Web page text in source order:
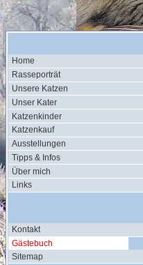
Home
Rasseporträt
Unsere Katzen
Unser Kater
Katzenkinder
Katzenkauf
Ausstellungen
Tipps & Infos
Über mich
Links
Kontakt
Gästebuch
Sitemap